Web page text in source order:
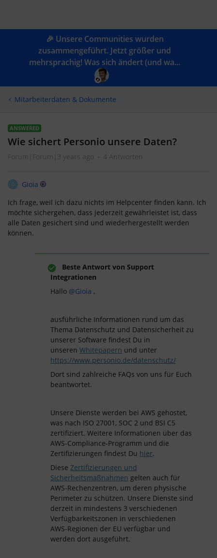
🎉 Unsere Communities wurden
zusammengeführt. Jetzt größer und
mehrsprachig! Was sich ändert (und wa...
Mitarbeiterdaten & Dokumente
ANSWERED
Wie sichert Personio unsere Daten?
Forum|Forum|3 years ago 4 Antworten
Gioia
Ich frage, weil ich dazu nichts im Helpcenter finden kann. Ich
möchte sichergehen, dass jederzeit gewährleistet ist, dass
alle Daten gesichert sind und wiederhergestellt werden
können.
Beste Antwort von Support
Integrationen
Hallo @Gioia ,
ausführliche Informationen rund um das
Thema Datenschutz und Datensicherheit zu
unserer Software findest Du in
unseren Whitepapern und unter
https://www.personio.de/datenschutz/
Dort sind zahlreiche FAQs von uns für Euch
beantwortet.
Unsere Dienste werden bei AWS gehostet,
was nach ISO 27001, SOC 2 und BSI C5
zertifiziert. Weitere Informationen über das
AWS-Compliance-Programm und die
Zertifizierungen findest Du hier.
Diese Zertifizierungen und
Sicherheitsmaßnahmen gelten auch für
AWS-Rechenzentren, um deren physische
Perimeter zu schützen. Unsere Dienste sind
derzeit in mindestens 3 verschiedenen
Verfügbarkeitszonen in verschiedenen
AWS-Regionen der EU verfügbar und
werden dort ausgeführt.